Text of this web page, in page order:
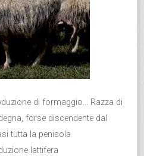
di formaggio… Razza di
forse discendente dal
tutta la penisola
lattifera